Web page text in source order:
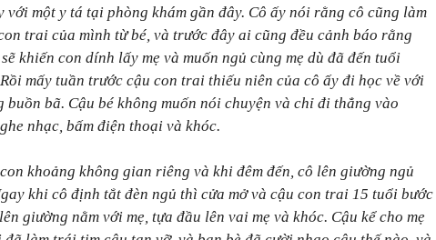
với một y tá tại phòng khám gần đây. Cô ấy nói rằng cô cũng làm
trai của mình từ bé, và trước đây ai cũng đều cảnh báo rằng
khiến con dính lấy mẹ và muốn ngủ cùng mẹ dù đã đến tuổi
mấy tuần trước cậu con trai thiếu niên của cô ấy đi học về với
buồn bã. Cậu bé không muốn nói chuyện và chỉ đi thẳng vào
nhạc, bấm điện thoại và khóc.
khoảng không gian riêng và khi đêm đến, cô lên giường ngủ
khi cô định tắt đèn ngủ thì cửa mở và cậu con trai 15 tuổi bước
giường nằm với mẹ, tựa đầu lên vai mẹ và khóc. Cậu kể cho mẹ